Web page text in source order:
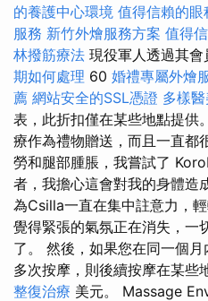
的養護中心環境 值得信賴的眼
服務 新竹外燴服務方案 值得
林撥筋療法 現役軍人透過其
期如何處理 60 婚禮專屬外燴
薦 網站安全的SSL憑證 多樣
表，此折扣僅在某些地點提供
療作為禮物贈送，而且一直都
勞和腿部腫脹，我嘗試了
者，我擔心這會對我的身體造
為Csilla一直在集中註意力，
覺得緊張的氣氛正在消失，一
了。 然後，如果您在同一個
多次按摩，則後續按摩在某些
整復治療 美元。 Massage